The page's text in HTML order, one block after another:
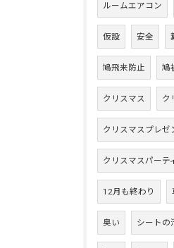
ルームエアコン
仮設 安全
鳩飛来防止 鳩
クリスマス ク
クリスマスプレゼ
クリスマスパーテ
12月も終わり
臭い シートの